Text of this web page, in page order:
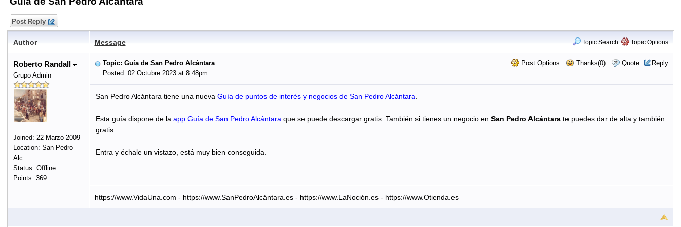
Post Reply
Author Message Topic Search Topic Options
Roberto Randall
Grupo Admin
Joined: 22 Marzo 2009
Location: San Pedro
Alc.
Status: Offline
Points: 369
Post Options Thanks(0) Quote Reply
Topic: Guía de San Pedro Alcántara
Posted: 02 Octubre 2023 at 8:48pm
San Pedro Alcántara tiene una nueva Guía de puntos de interés y negocios de San Pedro Alcántara
Esta guía dispone de la app Guía de San Pedro Alcántara que se puede descargar gratis. También si tienes un negocio en San Pedro Alcántarate puedes dar de alta y también
gratis.
Entra y échale un vistazo, está muy bien conseguida.
https://www.VidaUna.com - https://www.SanPedroAlcántara.es - https://www.LaNoción.es - https://www.Otienda.es